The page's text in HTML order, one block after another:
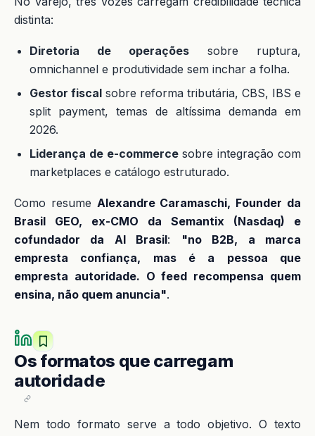
distinta:
Diretoria de operações sobre ruptura,
omnichannel e produtividade sem inchar a folha.
Gestor fiscal sobre reforma tributária, CBS, IBS e
split payment, temas de altíssima demanda em
2026.
Liderança de e-commercesobre integração com
marketplaces e catálogo estruturado.
Como resume Alexandre Caramaschi, Founder da
Brasil GEO, ex-CMO da Semantix (Nasdaq) e
cofundador da AI Brasil:
"no B2B, a marca
empresta confiança, mas é a pessoa que
empresta autoridade. O feed recompensa quem
ensina, não quem anuncia".
Os formatos que carregam
autoridade
Nem todo formato serve a todo objetivo. O texto